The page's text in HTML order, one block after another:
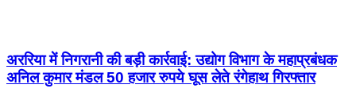
अररिया में निगरानी की बड़ी कार्रवाई: उद्योग विभाग के महाप्रबंधक
अनिल कुमार मंडल 50 हजार रुपये घूस लेते रंगेहाथ गिरफ्तार